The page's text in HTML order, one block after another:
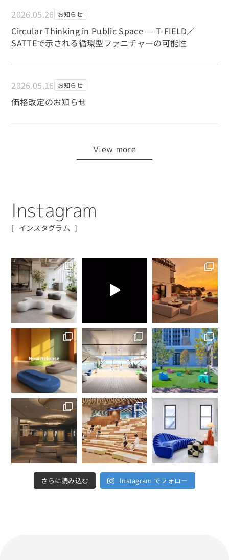
2026.05.26 お知らせ
Circular Thinking in Public Space ― T-FIELD／
SATTEで示される循環型ファニチャーの可能性
2026.05.16 お知らせ
価格改定のお知らせ
View more
Instagram
インスタグラム
さらに読み込む Instagram でフォロー